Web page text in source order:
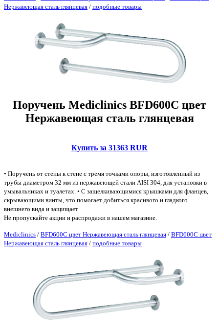
Нержавеющая сталь глянцевая / подобные товары
Поручень Mediclinics BFD600C цвет
Нержавеющая сталь глянцевая
Купить за 31363 RUR
• Поручень от стены к стене с тремя точками опоры, изготовленный из
трубы диаметром 32 мм из нержавеющей стали AISI 304, для установки в
умывальниках и туалетах. • С защелкивающимися крышками для фланцев,
скрывающими винты, что помогает добиться красивого и гладкого
внешнего вида и защищает
Не пропускайте акции и распродажи в нашем магазине.
Mediclinics / BFD600C цвет Нержавеющая сталь глянцевая / BFD600C цвет
Нержавеющая сталь глянцевая / подобные товары